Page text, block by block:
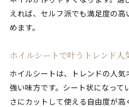
デザイン幅が広がるネ
サロン級の人気ネイルを自
人気ネイルをホイルア
上げる秘訣
えれば、セルフ派でも満足度の高
めます。
ホイルシートで叶うトレンド人
ホイルシートは、トレンドの人気
強い味方です。シート状になって
さにカットして使える自由度が